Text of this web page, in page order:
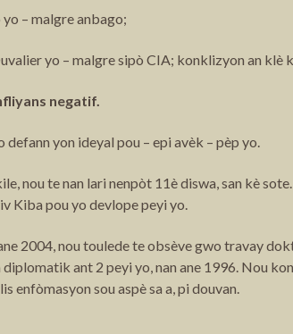
– malgre anbago;
yo – malgre sipò CIA; konklizyon an klè
negatif.
yon ideyal pou – epi avèk – pèp yo.
nou te nan lari nenpòt 11è diswa, san kè
Kiba pou yo devlope peyi yo.
2004, nou toulede te obsève gwo travay
ant 2 peyi yo, nan ane 1996. Nou
enfòmasyon sou aspè sa a, pi douvan.